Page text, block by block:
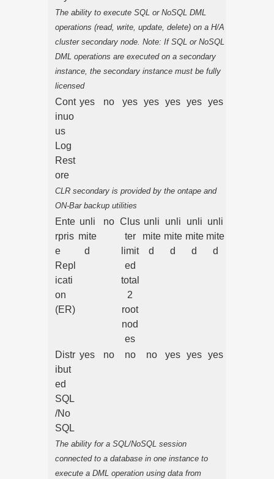
The ability to execute SQL or NoSQL DML
operations (read, write, update, delete) on a H/A
cluster secondary node. Note: If SQL or NoSQL
DML operations are executed on a secondary
instance, the secondary instance must be fully
licensed
Cont
inuo
us
Log
Rest
ore
yes no yes yes yes yes yes
CLR secondary is provided by the ontape and
ON-Bar backup utilities
Ente
rpris
e
Repl
icati
on
(ER)
unli
mite
d
no Clus
ter
limit
ed
total
2
root
nod
es
unli
mite
d
unli
mite
d
unli
mite
d
unli
mite
d
Distr
ibut
ed
SQL
/No
SQL
yes no no no yes yes yes
The ability for a SQL/NoSQL session
connected to a database in one instance to
execute a DML operation using data from